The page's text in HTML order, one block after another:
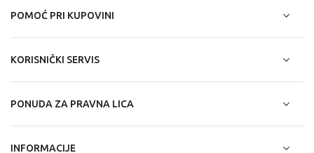
POMOĆ PRI KUPOVINI
KORISNIČKI SERVIS
PONUDA ZA PRAVNA LICA
INFORMACIJE